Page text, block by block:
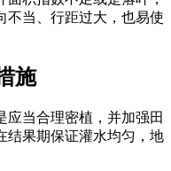
不当、行距过大，也易使
施
应当合理密植，并加强田
结果期保证灌水均匀，地